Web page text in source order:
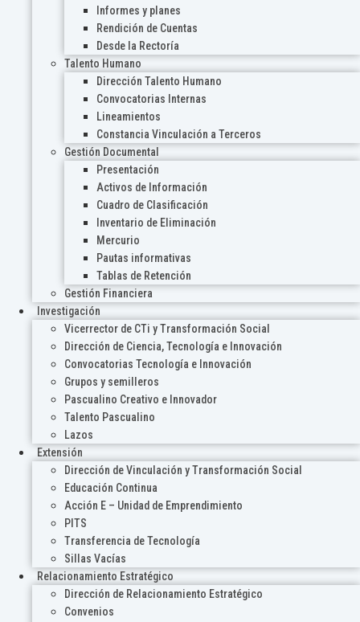
Informes y planes
Rendición de Cuentas
Desde la Rectoría
Talento Humano
Dirección Talento Humano
Convocatorias Internas
Lineamientos
Constancia Vinculación a Terceros
Gestión Documental
Presentación
Activos de Información
Cuadro de Clasificación
Inventario de Eliminación
Mercurio
Pautas informativas
Tablas de Retención
Gestión Financiera
Investigación
Vicerrector de CTi y Transformación Social
Dirección de Ciencia, Tecnología e Innovación
Convocatorias Tecnología e Innovación
Grupos y semilleros
Pascualino Creativo e Innovador
Talento Pascualino
Lazos
Extensión
Dirección de Vinculación y Transformación Social
Educación Continua
Acción E – Unidad de Emprendimiento
PITS
Transferencia de Tecnología
Sillas Vacías
Relacionamiento Estratégico
Dirección de Relacionamiento Estratégico
Convenios